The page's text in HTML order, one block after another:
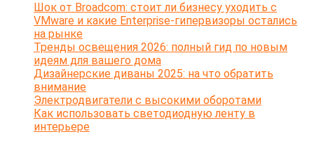
Шок от Broadcom: стоит ли бизнесу уходить с
VMware и какие Enterprise-гипервизоры остались
на рынке
Тренды освещения 2026: полный гид по новым
идеям для вашего дома
Дизайнерские диваны 2025: на что обратить
внимание
Электродвигатели с высокими оборотами
Как использовать светодиодную ленту в
интерьере